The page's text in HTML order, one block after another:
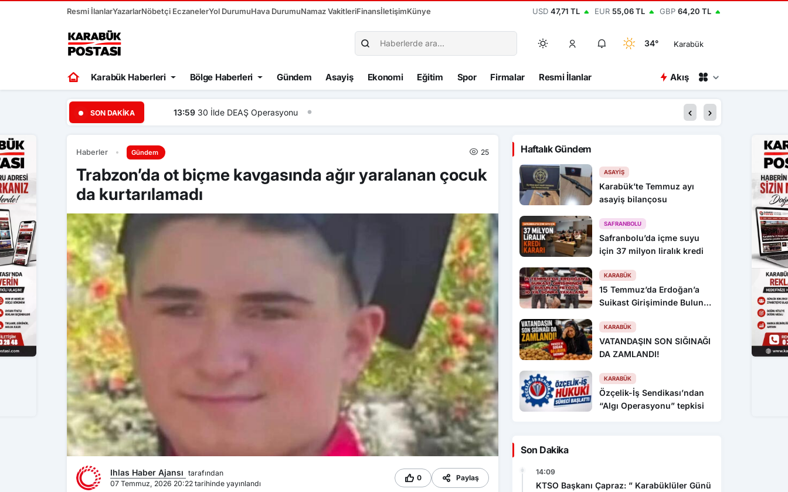
Resmi İlanlarYazarlarNöbetçi EczanelerYol DurumuHava DurumuNamaz VakitleriFinansİletişimKünye USD 47,71 TL EUR 55,06 TL GBP 64,20 TL
34° Karabük
Karabük Haberleri Bölge Haberleri Gündem Asayiş Ekonomi Eğitim Spor Firmalar Resmi İlanlar Akış
SON DAKIKA 13:59 30 İlde DEAŞ Operasyonu 13:56 Eskipazar’da
Haberler Gündem 25
Trabzon’da ot biçme kavgasında ağır yaralanan çocuk
da kurtarılamadı
Ihlas Haber Ajansı tarafından
07 Temmuz, 2026 20:22 tarihinde yayınlandı
0 Paylaş
Haftalık Gündem
ASAYIŞ
Karabük’te Temmuz ayı
asayiş bilançosu
SAFRANBOLU
Safranbolu’da içme suyu
için 37 milyon liralık kredi
KARABÜK
15 Temmuz’da Erdoğan’a
Suikast Girişiminde Bulunan
Yakalandı!
KARABÜK
VATANDAŞIN SON SIĞINAĞI
DA ZAMLANDI!
KARABÜK
Özçelik-İş Sendikası’ndan
“Algı Operasyonu” tepkisi
Son Dakika
14:09
KTSO Başkanı Çapraz: ” Karabüklüler Günü